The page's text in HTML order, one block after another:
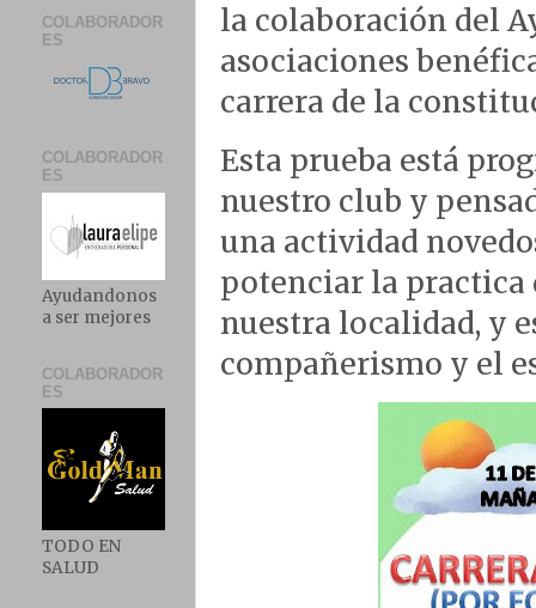
la colaboración del
asociaciones
carrera de la
Esta prueba está
nuestro club y
una actividad
potenciar la practica
nuestra localidad, y
compañerismo y el
COLABORADOR
ES
COLABORADOR
ES
Ayudandonos
a ser mejores
COLABORADOR
ES
TODO EN
SALUD